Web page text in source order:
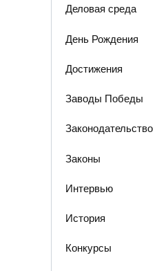
Деловая среда
День Рождения
Достижения
Заводы Победы
Законодательство
Законы
Интервью
История
Конкурсы